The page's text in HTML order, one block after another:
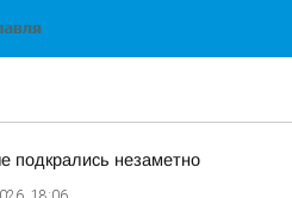
подкрались незаметно